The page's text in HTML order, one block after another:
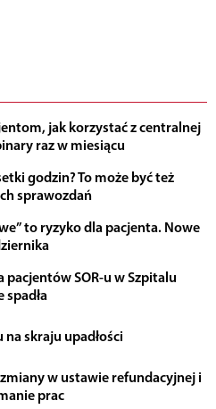
jak korzystać z centralnej
raz w miesiącu
godzin? To może być też
sprawozdań
to ryzyko dla pacjenta. Nowe
pacjentów SOR-u w Szpitalu
spadła
skraju upadłości
w ustawie refundacyjnej i
prac